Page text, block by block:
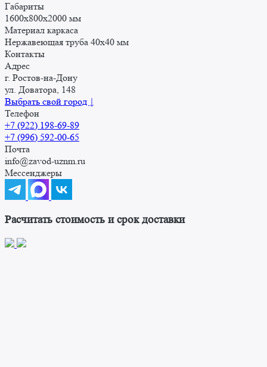
Габариты
1600x800x2000 мм
Материал каркаса
Нержавеющая труба 40х40 мм
Контакты
Адрес
г. Ростов-на-Дону
ул. Доватора, 148
Выбрать свой город ↓
Телефон
+7 (922) 198-69-89
+7 (996) 592-00-65
Почта
info@zavod-uznm.ru
Мессенджеры
Расчитать стоимость и срок доставки